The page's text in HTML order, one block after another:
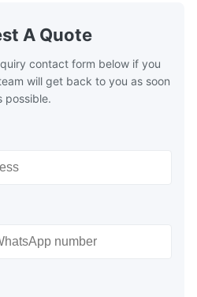
temperature
so there
A Quote
contact form below if you
will get back to you as soon
possible.